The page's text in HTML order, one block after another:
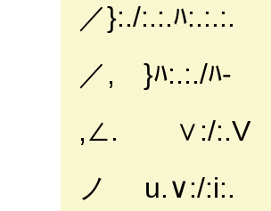
／}:./:.:.ﾊ:.:.:.
／, }ﾊ:.:./ﾊ-
,∠. ∨:/:.V
ノ u.∨:/:i:.